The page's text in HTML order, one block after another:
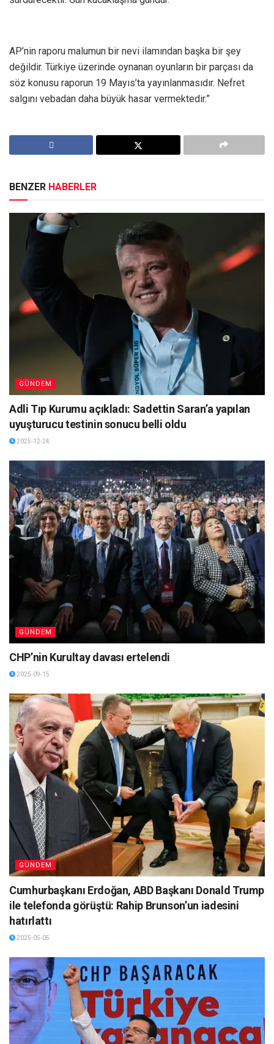
AP’nin raporu malumun bir nevi ilamından başka bir şey
değildir. Türkiye üzerinde oynanan oyunların bir parçası da
söz konusu raporun 19 Mayıs’ta yayınlanmasıdır. Nefret
salgını vebadan daha büyük hasar vermektedir.”
BENZER HABERLER
GÜNDEM
Adli Tıp Kurumu açıkladı: Sadettin Saran’a yapılan
uyuşturucu testinin sonucu belli oldu
2025-12-24
GÜNDEM
CHP’nin Kurultay davası ertelendi
2025-09-15
GÜNDEM
Cumhurbaşkanı Erdoğan, ABD Başkanı Donald Trump
ile telefonda görüştü: Rahip Brunson’un iadesini
hatırlattı
2025-05-05